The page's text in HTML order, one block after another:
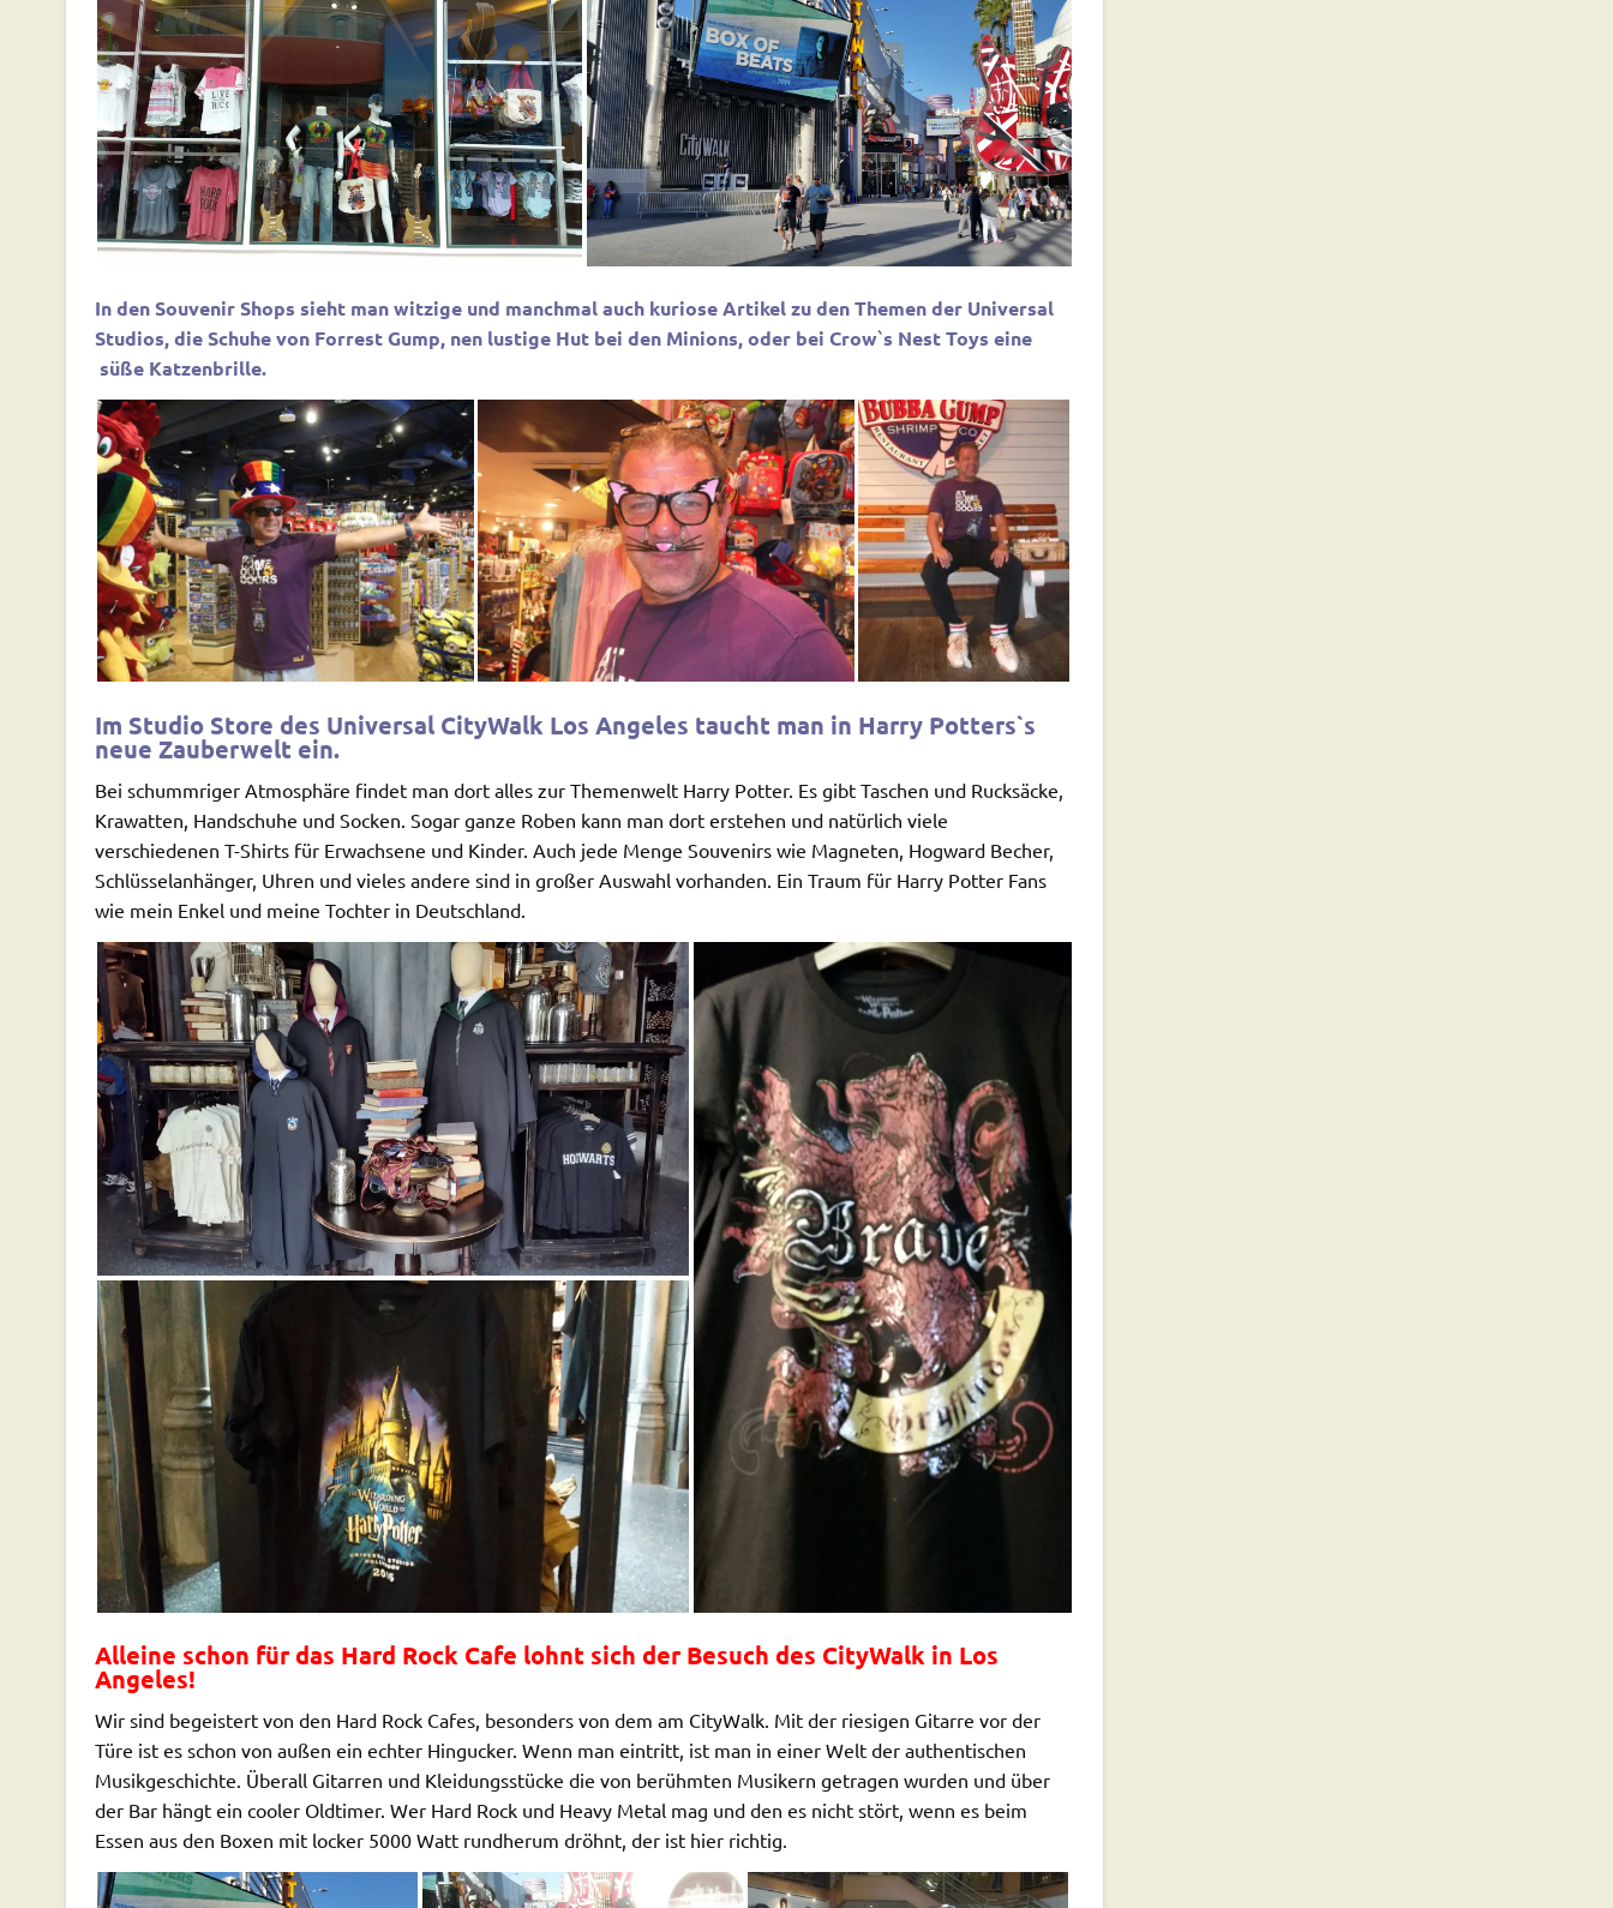
In den Souvenir Shops sieht man witzige und manchmal auch kuriose Artikel zu den Themen der Universal
Studios, die Schuhe von Forrest Gump, nen lustige Hut bei den Minions, oder bei Crow`s Nest Toys eine
süße Katzenbrille.
Im Studio Store des Universal CityWalk Los Angeles taucht man in Harry Potters`s
neue Zauberwelt ein.
Bei schummriger Atmosphäre findet man dort alles zur Themenwelt Harry Potter. Es gibt Taschen und Rucksäcke,
Krawatten, Handschuhe und Socken. Sogar ganze Roben kann man dort erstehen und natürlich viele
verschiedenen T-Shirts für Erwachsene und Kinder. Auch jede Menge Souvenirs wie Magneten, Hogward Becher,
Schlüsselanhänger, Uhren und vieles andere sind in großer Auswahl vorhanden. Ein Traum für Harry Potter Fans
wie mein Enkel und meine Tochter in Deutschland.
Alleine schon für das Hard Rock Cafe lohnt sich der Besuch des CityWalk in Los
Angeles!
Wir sind begeistert von den Hard Rock Cafes, besonders von dem am CityWalk. Mit der riesigen Gitarre vor der
Türe ist es schon von außen ein echter Hingucker. Wenn man eintritt, ist man in einer Welt der authentischen
Musikgeschichte. Überall Gitarren und Kleidungsstücke die von berühmten Musikern getragen wurden und über
der Bar hängt ein cooler Oldtimer. Wer Hard Rock und Heavy Metal mag und den es nicht stört, wenn es beim
Essen aus den Boxen mit locker 5000 Watt rundherum dröhnt, der ist hier richtig.